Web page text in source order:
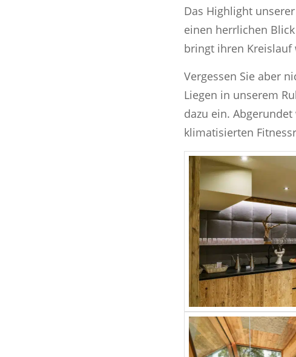
Das Highlight
einen herrlichen
bringt ihren
Vergessen Sie aber
Liegen in unserem
dazu ein.
klimatisierten